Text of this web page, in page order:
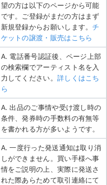
望の方は以下のページから可能
です。ご登録がまだの方はまず
新規登録からお願いします。チ
ケットの譲渡・販売はこちら
A. 電話番号認証後、ページ上部
の検索欄でアーティスト名を入
力してください。 詳しくはこち
ら
A. 出品のご事情や受け渡し時の
条件、発券時の手数料の有無等
を書かれる方が多いようです。
A. 一度行った発送通知は取り消
しができません。買い手様へ事
情をご説明の上、実際に発送さ
れた際あらためて取引連絡にて